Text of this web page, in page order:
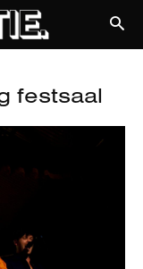
festsaal